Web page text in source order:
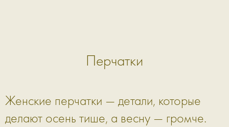
Перчатки
Женские перчатки — детали, которые
делают осень тише, а весну — громче.